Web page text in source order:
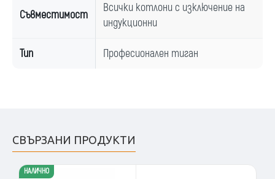
Съвместимост
Всички котлони с изключение на
индукционни
Тип Професионален тиган
СВЪРЗАНИ ПРОДУКТИ
НАЛИЧНО